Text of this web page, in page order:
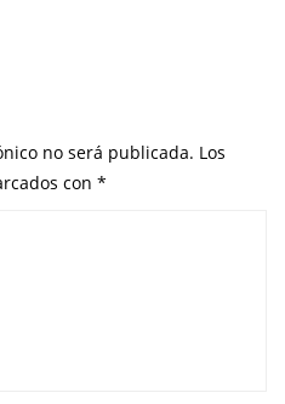
no será publicada. Los
con *